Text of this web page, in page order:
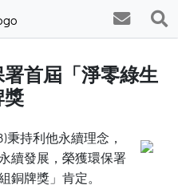
首屆「淨零綠生
獎
持利他永續理念，
續發展，榮獲環保署
銅牌獎」肯定。